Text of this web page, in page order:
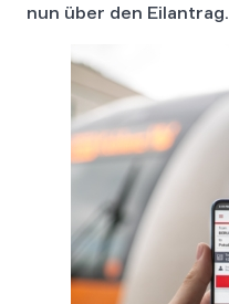
nun über den Eilantrag.